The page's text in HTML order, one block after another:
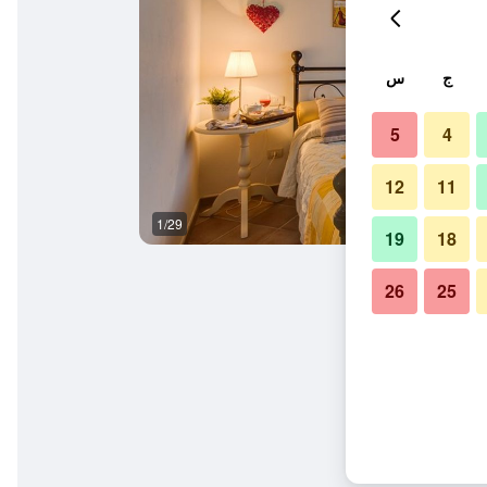
1/29
ج س
4
5
11
12
18
19
25
26